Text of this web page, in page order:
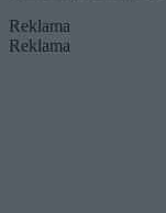
Reklama
Reklama